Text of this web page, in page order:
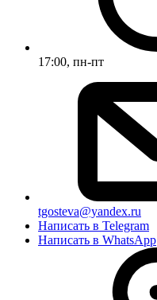
17:00, пн-пт
tgosteva@yandex.ru
Написать в Telegram
Написать в WhatsApp